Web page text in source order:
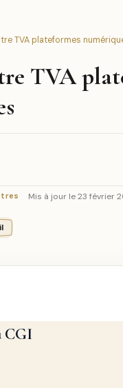
TVA plateformes
TVA
Mis à jour le 23 février
CGI